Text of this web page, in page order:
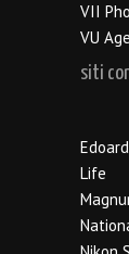
VII
VU
siti
Life